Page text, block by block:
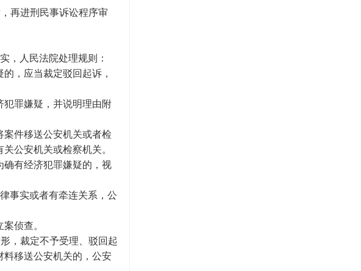
再进刑民事诉讼程序审
，人民法院处理规则：
，应当裁定驳回起诉，
犯罪嫌疑，并说明理由附
件移送公安机关或者检
公安机关或检察机关。
确有经济犯罪嫌疑的，视
事实或者有牵连关系，公
侦查。
，裁定不予受理、驳回起
料移送公安机关的，公安